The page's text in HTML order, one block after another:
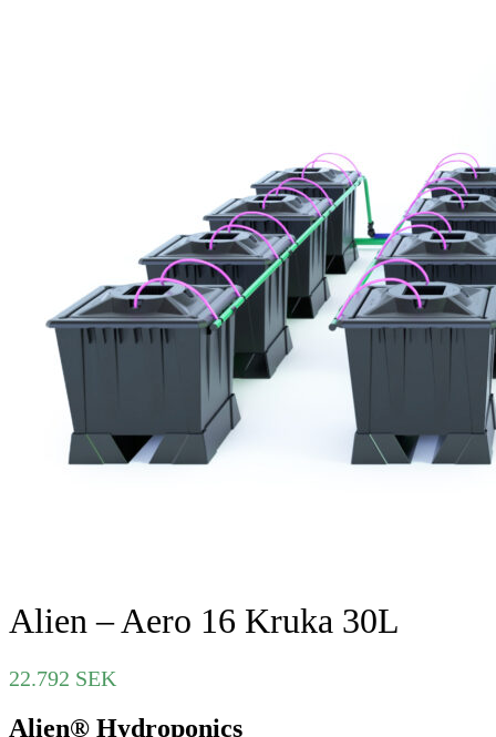
Alien – Aero 16 Kruka 30L
22.792 SEK
Alien® Hydroponics